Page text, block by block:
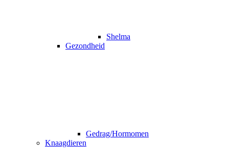
Shelma
Gezondheid
Gedrag/Hormomen
Knaagdieren